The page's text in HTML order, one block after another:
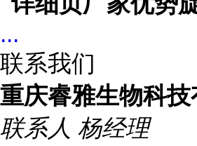
...
联系我们
重庆睿雅生物科技
联系人 杨经理